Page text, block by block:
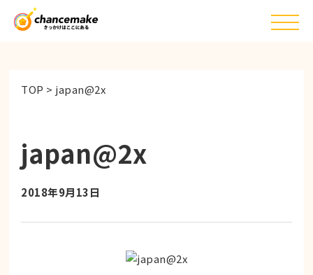
TOP > japan@2x
japan@2x
2018年9月13日